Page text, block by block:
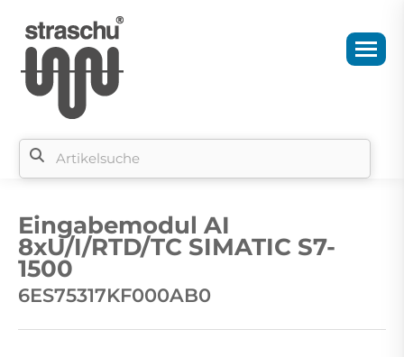
Eingabemodul AI
8xU/I/RTD/TC SIMATIC S7-
1500
6ES75317KF000AB0